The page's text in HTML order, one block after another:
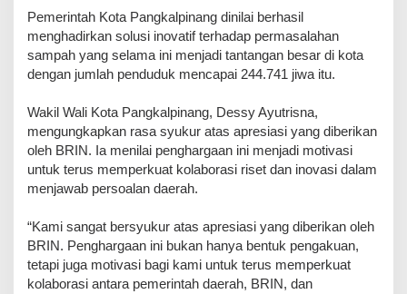
Pemerintah Kota Pangkalpinang dinilai berhasil
menghadirkan solusi inovatif terhadap permasalahan
sampah yang selama ini menjadi tantangan besar di kota
dengan jumlah penduduk mencapai 244.741 jiwa itu.
Wakil Wali Kota Pangkalpinang, Dessy Ayutrisna,
mengungkapkan rasa syukur atas apresiasi yang diberikan
oleh BRIN. Ia menilai penghargaan ini menjadi motivasi
untuk terus memperkuat kolaborasi riset dan inovasi dalam
menjawab persoalan daerah.
“Kami sangat bersyukur atas apresiasi yang diberikan oleh
BRIN. Penghargaan ini bukan hanya bentuk pengakuan,
tetapi juga motivasi bagi kami untuk terus memperkuat
kolaborasi antara pemerintah daerah, BRIN, dan